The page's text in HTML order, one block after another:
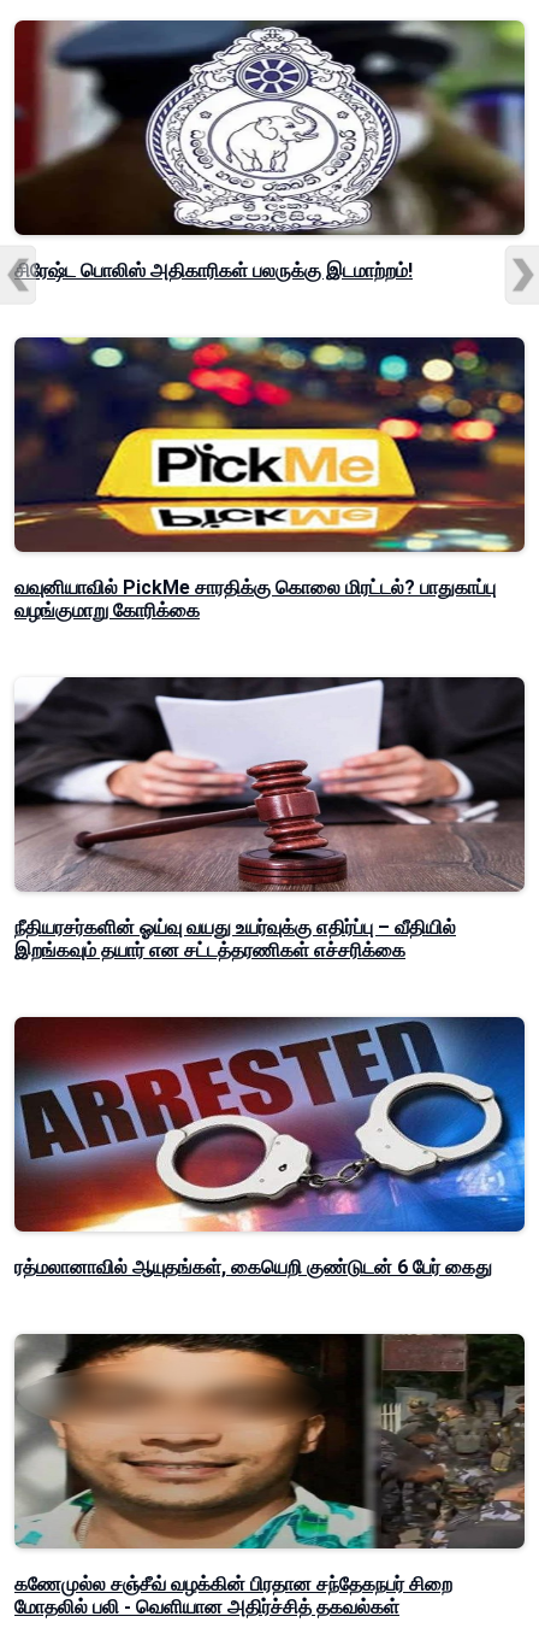
சிரேஷ்ட பொலிஸ் அதிகாரிகள் பலருக்கு இடமாற்றம்!
வவுனியாவில் PickMe சாரதிக்கு கொலை மிரட்டல்? பாதுகாப்பு
வழங்குமாறு கோரிக்கை
நீதியரசர்களின் ஓய்வு வயது உயர்வுக்கு எதிர்ப்பு – வீதியில்
இறங்கவும் தயார் என சட்டத்தரணிகள் எச்சரிக்கை
ரத்மலானாவில் ஆயுதங்கள், கையெறி குண்டுடன் 6 பேர் கைது
கணேமுல்ல சஞ்சீவ் வழக்கின் பிரதான சந்தேகநபர் சிறை
மோதலில் பலி - வெளியான அதிர்ச்சித் தகவல்கள்